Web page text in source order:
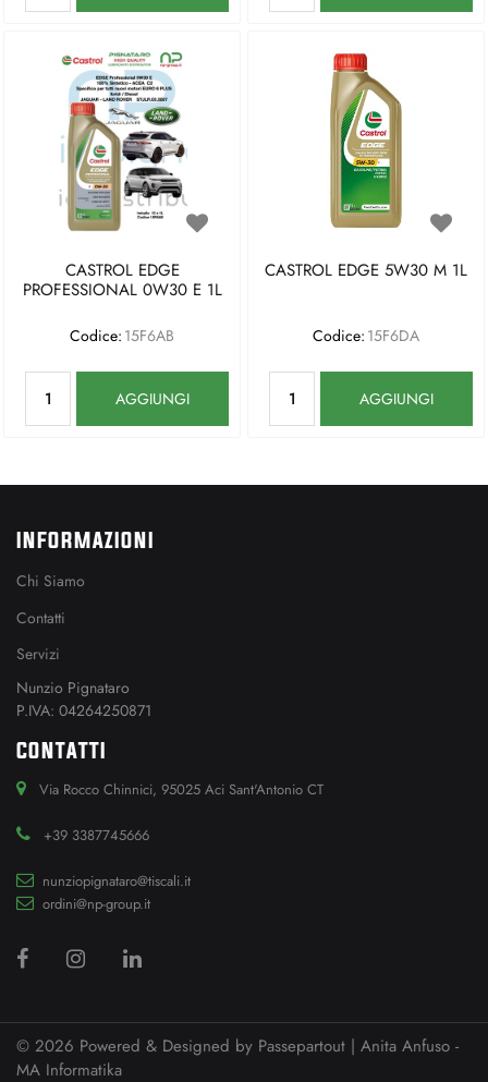
CASTROL EDGE
PROFESSIONAL 0W30 E 1L
Codice: 15F6AB
AGGIUNGI
CASTROL EDGE 5W30 M 1L
Codice: 15F6DA
AGGIUNGI
INFORMAZIONI
Chi Siamo
Contatti
Servizi
Nunzio Pignataro
P.IVA: 04264250871
CONTATTI
Via Rocco Chinnici, 95025 Aci Sant'Antonio CT
+39 3387745666
nunziopignataro@tiscali.it
ordini@np-group.it
© 2026 Powered & Designed by Passepartout | Anita Anfuso -
MA Informatika